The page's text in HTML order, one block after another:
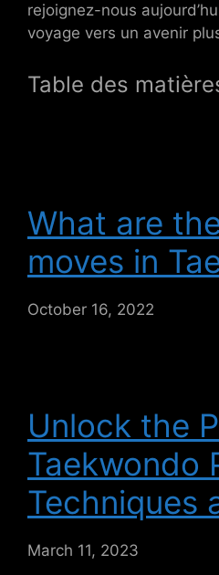
rejoignez-nous
voyage vers un avenir
Table des
What are
moves in
October 16, 2022
Unlock the
Taekwondo
Techniques
March 11, 2023